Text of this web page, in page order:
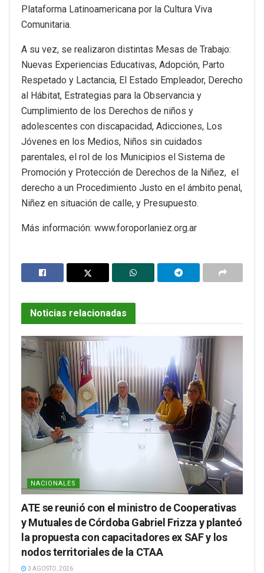
Plataforma Latinoamericana por la Cultura Viva
Comunitaria.
A su vez, se realizaron distintas Mesas de Trabajo:
Nuevas Experiencias Educativas, Adopción, Parto
Respetado y Lactancia, El Estado Empleador, Derecho
al Hábitat, Estrategias para la Observancia y
Cumplimiento de los Derechos de niños y
adolescentes con discapacidad, Adicciones, Los
Jóvenes en los Medios, Niños sin cuidados
parentales, el rol de los Municipios el Sistema de
Promoción y Protección de Derechos de la Niñez, el
derecho a un Procedimiento Justo en el ámbito penal,
Niñez en situación de calle, y Presupuesto.
Más información: www.foroporlaniez.org.ar
Noticias relacionadas
NACIONALES
ATE se reunió con el ministro de Cooperativas
y Mutuales de Córdoba Gabriel Frizza y planteó
la propuesta con capacitadores ex SAF y los
nodos territoriales de la CTAA
3 AGOSTO, 2026